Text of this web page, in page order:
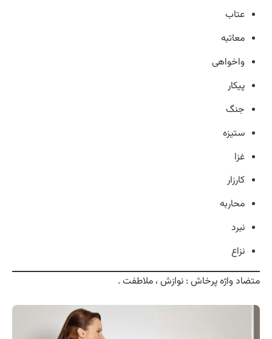
عتاب
معاتبه
واخواهی
پیکار
جنگ
ستیزه
غزا
کارزار
محاربه
نبرد
نزاع
متضاد واژه پرخاش : نوازش ، ملاطفت .